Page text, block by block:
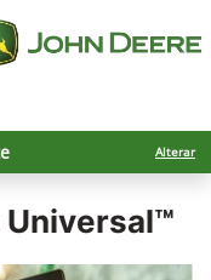
Alterar
Universal™